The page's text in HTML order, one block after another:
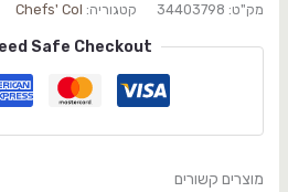
מק"ט: 34403798 קטגוריה: Chefs' Col
Safe Checkout
מוצרים קשורים